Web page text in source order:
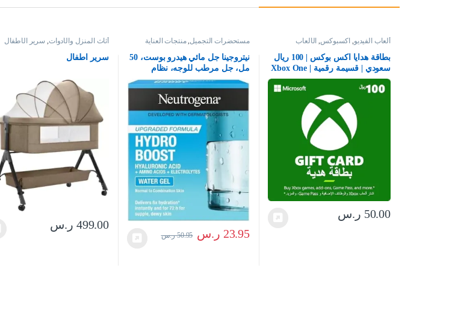
ألعاب الفيديو, اكسبوكس, الألعاب
بطاقة هدايا اكس بوكس | 100 ريال
سعودي | قسيمة رقمية | Xbox One
سلسلة S | X وويندوز | (كود
التحميل) – حساب المملكة العربية
50.00 ر.س
مستحضرات التجميل,منتجات العناية
نيتروجينا جل مائي هيدرو بوست، 50
مل، جل مرطب للوجه، نظام
ترطيب كامل للعناية بالبشرة مع
حمض الهيالورونيك، خفيف الوزن،
غير كوميدوغينيك، ومناسب للبشرة
الجافة – قد يختلف التغليف، من
23.95 ر.س 50.95 ر.س
أثاث المنزل والأدوات, سرير الأطفال
سرير اطفال
499.00 ر.س